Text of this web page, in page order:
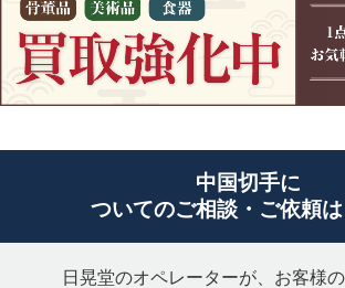
中国切手に
ついてのご相談・ご依頼
日晃堂のオペレーターが、お客様